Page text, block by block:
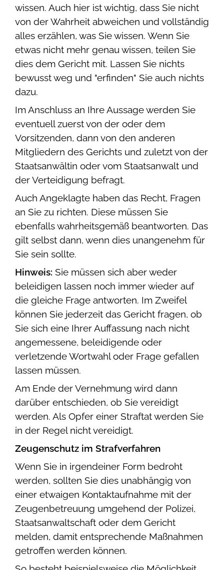
wissen. Auch hier ist wichtig, dass Sie nicht
von der Wahrheit abweichen und vollständig
alles erzählen, was Sie wissen. Wenn Sie
etwas nicht mehr genau wissen, teilen Sie
dies dem Gericht mit. Lassen Sie nichts
bewusst weg und "erfinden" Sie auch nichts
dazu.
Im Anschluss an Ihre Aussage werden Sie
eventuell zuerst von der oder dem
Vorsitzenden, dann von den anderen
Mitgliedern des Gerichts und zuletzt von der
Staatsanwältin oder vom Staatsanwalt und
der Verteidigung befragt.
Auch Angeklagte haben das Recht, Fragen
an Sie zu richten. Diese müssen Sie
ebenfalls wahrheitsgemäß beantworten. Das
gilt selbst dann, wenn dies unangenehm für
Sie sein sollte.
Hinweis: Sie müssen sich aber weder
beleidigen lassen noch immer wieder auf
die gleiche Frage antworten. Im Zweifel
können Sie jederzeit das Gericht fragen, ob
Sie sich eine Ihrer Auffassung nach nicht
angemessene, beleidigende oder
verletzende Wortwahl oder Frage gefallen
lassen müssen.
Am Ende der Vernehmung wird dann
darüber entschieden, ob Sie vereidigt
werden. Als Opfer einer Straftat werden Sie
in der Regel nicht vereidigt.
Zeugenschutz im Strafverfahren
Wenn Sie in irgendeiner Form bedroht
werden, sollten Sie dies unabhängig von
einer etwaigen Kontaktaufnahme mit der
Zeugenbetreuung umgehend der Polizei,
Staatsanwaltschaft oder dem Gericht
melden, damit entsprechende Maßnahmen
getroffen werden können.